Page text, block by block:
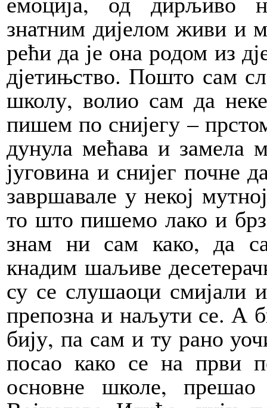
знатним дијелом живи и
рећи да је она родом из
дјетињство. Пошто сам
школу, волио сам да
пишем по снијегу –
дунула мећава и замела
југовина и снијег почне
завршавале у некој
то што пишемо лако и
знам ни сам како, да
кнадим шаљиве
су се слушаоци смијали
препозна и наљути се. А
бију, па сам и ту рано
посао како се на први
основне школе,